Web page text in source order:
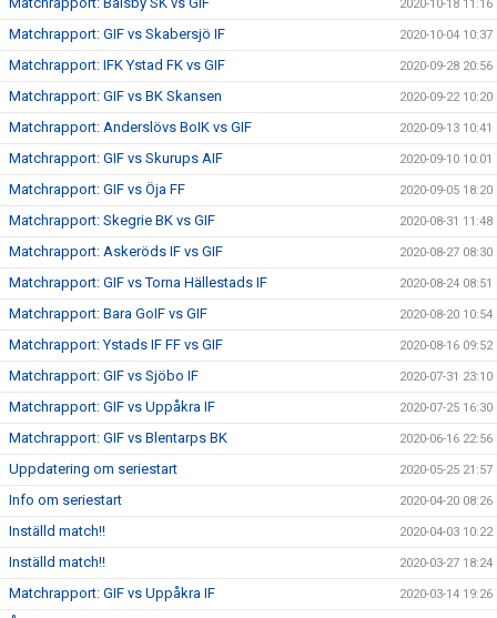
2020-10-18 11:16
Matchrapport: GIF vs Skabersjö IF 2020-10-04 10:37
Matchrapport: IFK Ystad FK vs GIF 2020-09-28 20:56
Matchrapport: GIF vs BK Skansen 2020-09-22 10:20
Matchrapport: Anderslövs BoIK vs GIF 2020-09-13 10:41
Matchrapport: GIF vs Skurups AIF 2020-09-10 10:01
Matchrapport: GIF vs Öja FF 2020-09-05 18:20
Matchrapport: Skegrie BK vs GIF 2020-08-31 11:48
Matchrapport: Askeröds IF vs GIF 2020-08-27 08:30
Matchrapport: GIF vs Torna Hällestads IF 2020-08-24 08:51
Matchrapport: Bara GoIF vs GIF 2020-08-20 10:54
Matchrapport: Ystads IF FF vs GIF 2020-08-16 09:52
Matchrapport: GIF vs Sjöbo IF 2020-07-31 23:10
Matchrapport: GIF vs Uppåkra IF 2020-07-25 16:30
Matchrapport: GIF vs Blentarps BK 2020-06-16 22:56
Uppdatering om seriestart 2020-05-25 21:57
Info om seriestart 2020-04-20 08:26
Inställd match!! 2020-04-03 10:22
Inställd match!! 2020-03-27 18:24
Matchrapport: GIF vs Uppåkra IF 2020-03-14 19:26